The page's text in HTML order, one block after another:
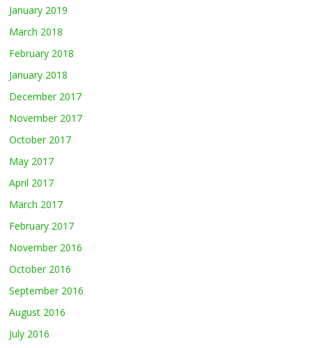
January 2019
March 2018
February 2018
January 2018
December 2017
November 2017
October 2017
May 2017
April 2017
March 2017
February 2017
November 2016
October 2016
September 2016
August 2016
July 2016